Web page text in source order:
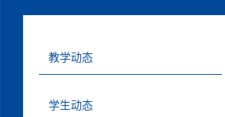
教学动态
学生动态